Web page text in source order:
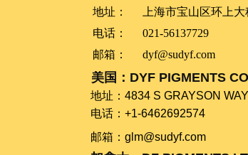
地址：
上海市宝山区环上
电话：
021-56137729
邮箱：
dyf@sudyf.com
美国：DYF PIGMENTS
地址：​​​​​​​4834 S GRAYSON
电话：+1-6462692574
​​​​​​​邮箱：glm@sudyf.com